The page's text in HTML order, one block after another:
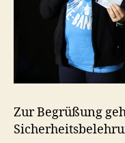
Zur Begrüßung